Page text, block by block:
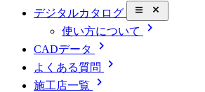
デジタルカタログ close_small
使い方について chevron_right
CADデータ chevron_right
よくある質問 chevron_right
施工店一覧
chevron_right